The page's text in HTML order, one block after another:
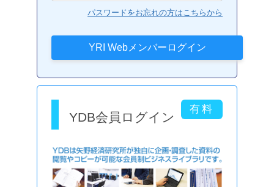
パスワードをお忘れの方はこちらから
YDB会員ログイン